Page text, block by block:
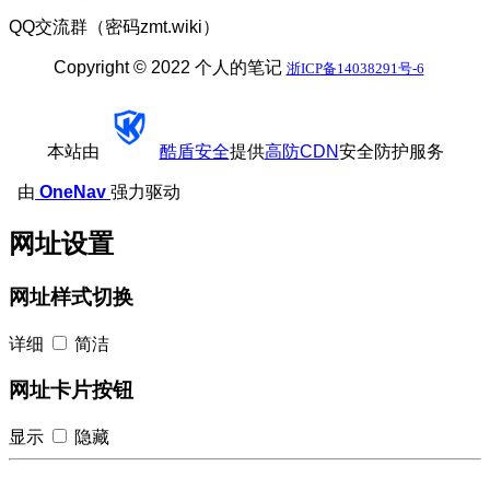
QQ交流群（密码zmt.wiki）
Copyright © 2022 个人的笔记 浙ICP备14038291号-6
本站由 酷盾安全提供高防CDN安全防护服务
由 OneNav 强力驱动
网址设置
网址样式切换
详细 简洁
网址卡片按钮
显示 隐藏